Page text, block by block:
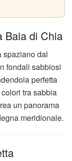
Baia di Chia
spaziano dal
fondali sabbiosi
perfetta
tra sabbia
un panorama
meridionale.